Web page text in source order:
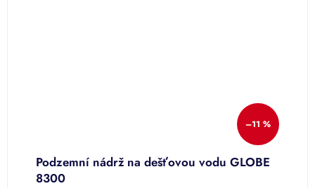
–11 %
Podzemní nádrž na dešťovou vodu GLOBE
8300